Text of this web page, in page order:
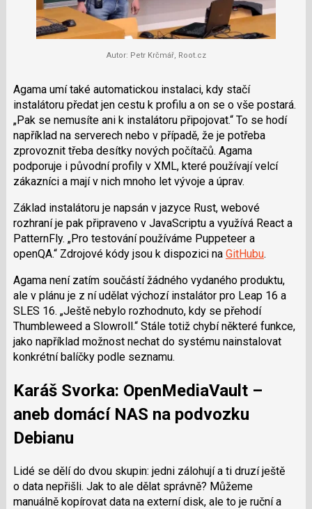
Autor: Petr Krčmář, Root.cz
Agama umí také automatickou instalaci, kdy stačí
instalátoru předat jen cestu k profilu a on se o vše postará.
Pak se nemusíte ani k instalátoru připojovat. To se hodí
například na serverech nebo v případě, že je potřeba
zprovoznit třeba desítky nových počítačů. Agama
podporuje i původní profily v XML, které používají velcí
zákazníci a mají v nich mnoho let vývoje a úprav.
Základ instalátoru je napsán v jazyce Rust, webové
rozhraní je pak připraveno v JavaScriptu a využívá React a
PatternFly. Pro testování používáme Puppeteer a
openQA. Zdrojové kódy jsou k dispozici na GitHubu.
Agama není zatím součástí žádného vydaného produktu,
ale v plánu je z ní udělat výchozí instalátor pro Leap 16 a
SLES 16. Ještě nebylo rozhodnuto, kdy se přehodí
Thumbleweed a Slowroll. Stále totiž chybí některé funkce,
jako například možnost nechat do systému nainstalovat
konkrétní balíčky podle seznamu.
Karáš Svorka: OpenMediaVault –
aneb domácí NAS na podvozku
Debianu
Lidé se dělí do dvou skupin: jedni zálohují a ti druzí ještě
o data nepřišli. Jak to ale dělat správně? Můžeme
manuálně kopírovat data na externí disk, ale to je ruční a